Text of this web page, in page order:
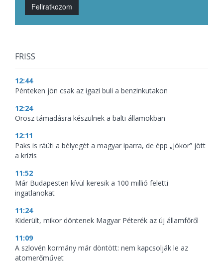
Feliratkozom
FRISS
12:44
Pénteken jön csak az igazi buli a benzinkutakon
12:24
Orosz támadásra készülnek a balti államokban
12:11
Paks is ráüti a bélyegét a magyar iparra, de épp „jókor” jött
a krízis
11:52
Már Budapesten kívül keresik a 100 millió feletti
ingatlanokat
11:24
Kiderült, mikor döntenek Magyar Péterék az új államfőről
11:09
A szlovén kormány már döntött: nem kapcsolják le az
atomerőművet